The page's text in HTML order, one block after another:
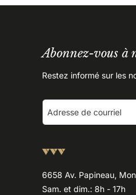
Abonnez-vous à
Restez informé sur les
6658 Av. Papineau,
Sam. et dim.: 8h - 17h